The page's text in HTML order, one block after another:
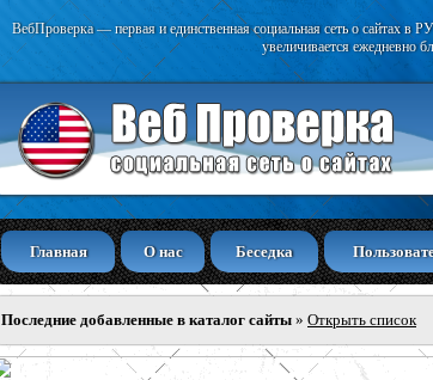
ВебПроверка — первая и единственная социальная сеть о сайтах в
увеличивается ежедневно
Главная О нас Беседка
Последние добавленные в каталог сайты » Открыть список